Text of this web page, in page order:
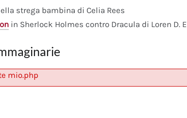
strega bambina di Celia Rees
in Sherlock Holmes contro Dracula di Loren D.
mio.php